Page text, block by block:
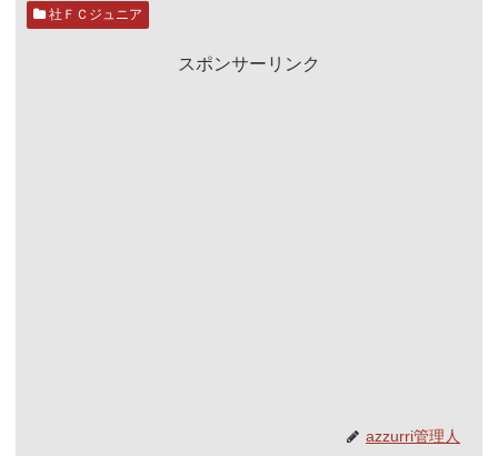
社ＦＣジュニア
スポンサーリンク
azzurri管理人